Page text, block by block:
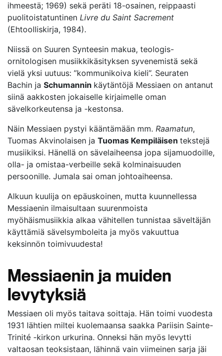
ihmeestä; 1969) sekä peräti 18-osainen, reippaasti
puolitoistatuntinen Livre du Saint Sacrement
(Ehtoolliskirja, 1984).
Niissä on Suuren Synteesin makua, teologis-
ornitologisen musiikkikäsityksen syvenemistä sekä
vielä yksi uutuus: ”kommunikoiva kieli”. Seuraten
Bachin ja Schumannin käytäntöjä Messiaen on antanut
siinä aakkosten jokaiselle kirjaimelle oman
sävelkorkeutensa ja -kestonsa.
Näin Messiaen pystyi kääntämään mm. Raamatun,
Tuomas Akvinolaisen ja Tuomas Kempiläisen tekstejä
musiikiksi. Hänellä on sävelaiheensa jopa sijamuodoille,
olla- ja omistaa-verbeille sekä kolminaisuuden
persoonille. Jumala sai oman johtoaiheensa.
Alkuun kuulija on epäuskoinen, mutta kuunnellessa
Messiaenin ilmaisultaan suurenmoista
myöhäismusiikkia alkaa vähitellen tunnistaa säveltäjän
käyttämiä sävelsymboleita ja myös vakuuttua
keksinnön toimivuudesta!
Messiaenin ja muiden
levytyksiä
Messiaen oli myös taitava soittaja. Hän toimi vuodesta
1931 lähtien miltei kuolemaansa saakka Pariisin Sainte-
Trinité -kirkon urkurina. Onneksi hän myös levytti
valtaosan teoksistaan, lähinnä vain viimeinen sarja jäi